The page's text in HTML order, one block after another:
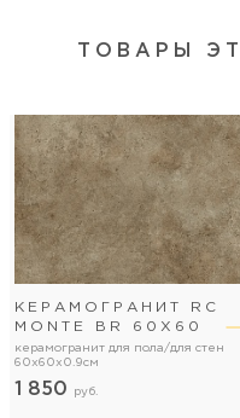
ТОВАРЫ
КЕРАМОГРАНИТ RC
MONTE BR 60Х60
керамогранит для пола/для стен
60x60x0.9см
1 850 руб.